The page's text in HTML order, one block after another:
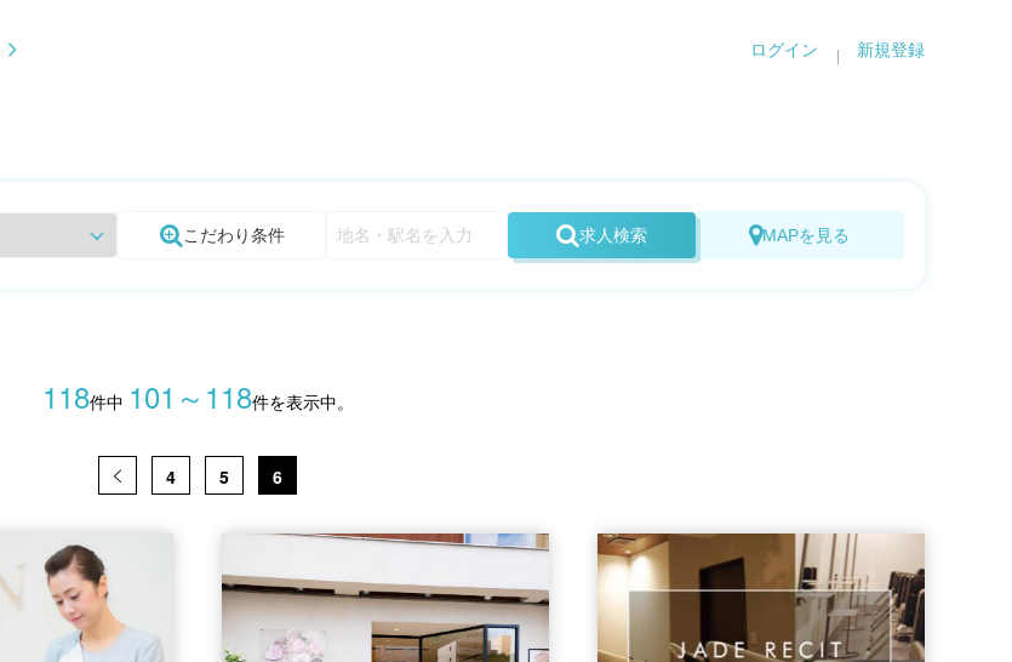
ログイン 新規登録
こだわり条件 求人検索 MAPを見る
118件中 101～118件を表示中。
4 5 6